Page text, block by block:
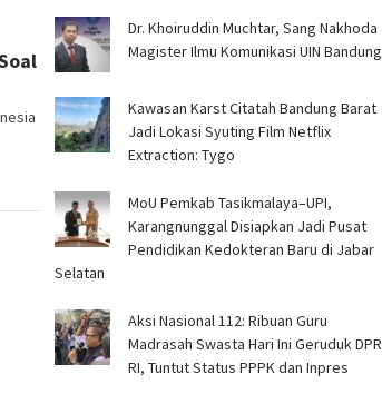
Dr. Khoiruddin Muchtar, Sang Nakhoda
Magister Ilmu Komunikasi UIN Bandung
Kawasan Karst Citatah Bandung Barat
Jadi Lokasi Syuting Film Netflix
Extraction: Tygo
MoU Pemkab Tasikmalaya–UPI,
Karangnunggal Disiapkan Jadi Pusat
Pendidikan Kedokteran Baru di Jabar
Selatan
Aksi Nasional 112: Ribuan Guru
Madrasah Swasta Hari Ini Geruduk DPR
RI, Tuntut Status PPPK dan Inpres